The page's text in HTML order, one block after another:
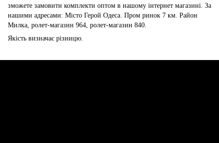
зможете замовити комплекти оптом в нашому інтернет магазині. За
нашими адресами: Місто Герой Одеса. Пром ринок 7 км. Район
Милка, ролет-магазин 964, ролет-магазин 840.
Якість визначає різницю.